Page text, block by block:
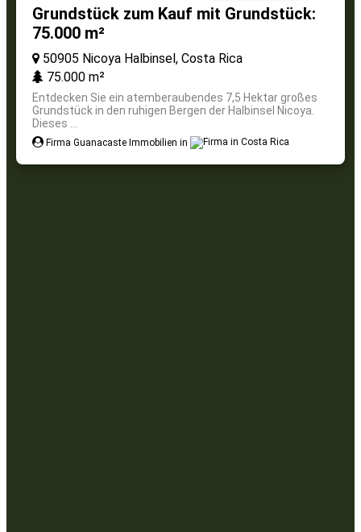
Grundstück zum Kauf mit Grundstück:
75.000 m²
50905 Nicoya Halbinsel, Costa Rica
75.000 m²
Entdecken Sie ein atemberaubendes 7,5 Hektar großes
Grundstück in den ruhigen Bergen der Halbinsel Nicoya.
Dieses ...
Firma Guanacaste Immobilien in